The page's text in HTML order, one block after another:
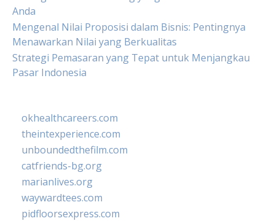
Anda
Mengenal Nilai Proposisi dalam Bisnis: Pentingnya
Menawarkan Nilai yang Berkualitas
Strategi Pemasaran yang Tepat untuk Menjangkau
Pasar Indonesia
okhealthcareers.com
theintexperience.com
unboundedthefilm.com
catfriends-bg.org
marianlives.org
waywardtees.com
pidfloorsexpress.com